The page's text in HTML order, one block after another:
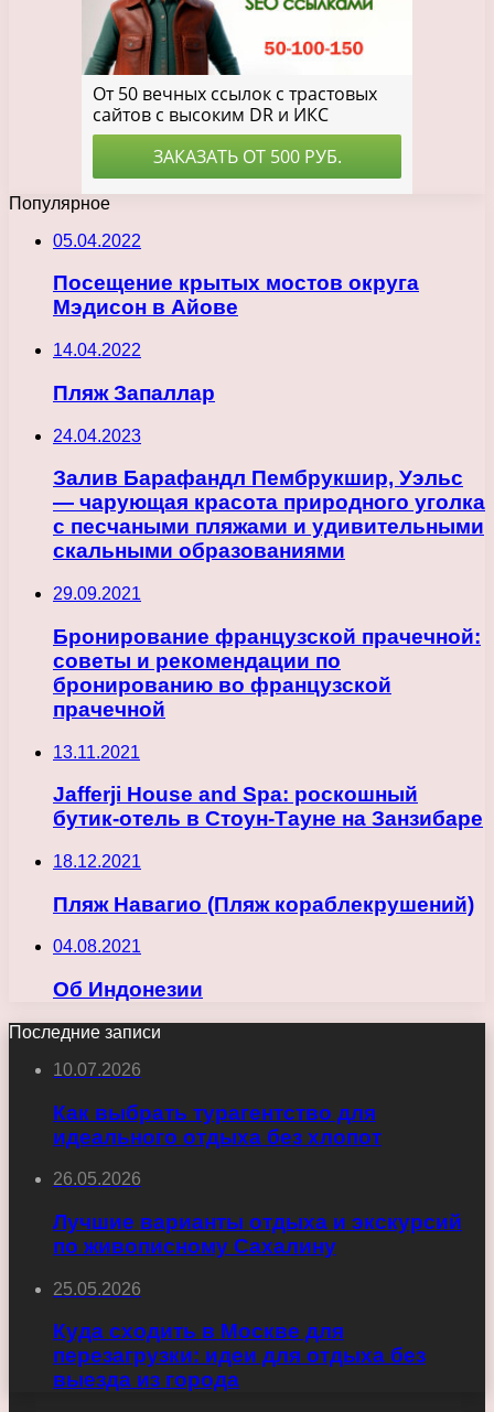
Популярное
05.04.2022
Посещение крытых мостов округа
Мэдисон в Айове
14.04.2022
Пляж Запаллар
24.04.2023
Залив Барафандл Пембрукшир, Уэльс
— чарующая красота природного уголка
с песчаными пляжами и удивительными
скальными образованиями
29.09.2021
Бронирование французской прачечной:
советы и рекомендации по
бронированию во французской
прачечной
13.11.2021
Jafferji House and Spa: роскошный
бутик-отель в Стоун-Тауне на Занзибаре
18.12.2021
Пляж Навагио (Пляж кораблекрушений)
04.08.2021
Об Индонезии
Последние записи
10.07.2026
Как выбрать турагентство для
идеального отдыха без хлопот
26.05.2026
Лучшие варианты отдыха и экскурсий
по живописному Сахалину
25.05.2026
Куда сходить в Москве для
перезагрузки: идеи для отдыха без
выезда из города